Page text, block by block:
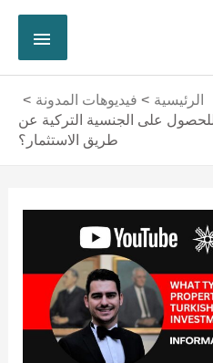
الرئيسية
فيديوهات المدونة
للحصول على الجنسية التركية عن
طريق الاستثمار؟